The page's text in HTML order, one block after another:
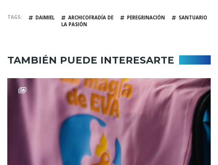
TAGS DAIMIEL
ARCHICOFRADÍA DE
LA PASIÓN
PEREGRINACIÓN SANTUARIO
TAMBIÉN PUEDE INTERESARTE